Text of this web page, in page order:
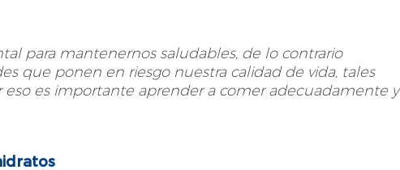
para mantenernos saludables, de lo contrario
que ponen en riesgo nuestra calidad de vida, tales
es importante aprender a comer adecuadamente y